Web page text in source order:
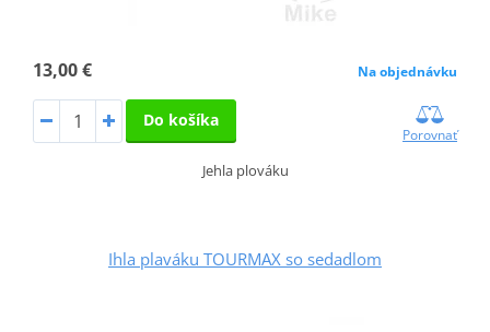
13,00 € Na objednávku
Do košíka
Porovnať
Jehla plováku
Ihla plaváku TOURMAX so sedadlom